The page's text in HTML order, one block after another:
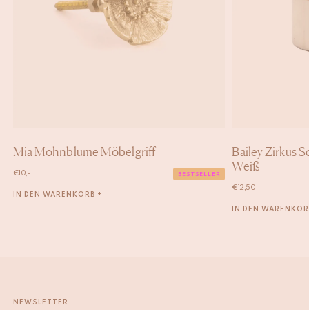
Mia Mohnblume Möbelgriff
€ 10,- BESTSELLER
IN DEN WARENKORB +
Bailey Zirkus
Weiß
€ 12,50
IN DEN
NEWSLETTER